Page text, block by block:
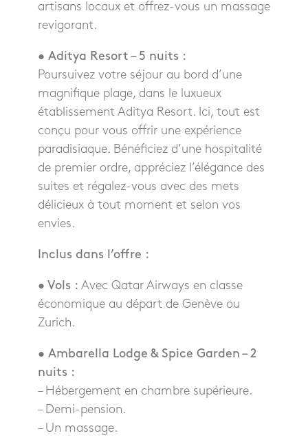
artisans locaux et offrez-vous un massage
revigorant.
• Aditya Resort – 5 nuits :
Poursuivez votre séjour au bord d’une
magnifique plage, dans le luxueux
établissement Aditya Resort. Ici, tout est
conçu pour vous offrir une expérience
paradisiaque. Bénéficiez d’une hospitalité
de premier ordre, appréciez l’élégance des
suites et régalez-vous avec des mets
délicieux à tout moment et selon vos
envies.
Inclus dans l’offre :
• Vols : Avec Qatar Airways en classe
économique au départ de Genève ou
Zurich.
• Ambarella Lodge & Spice Garden – 2
nuits :
– Hébergement en chambre supérieure.
– Demi-pension.
– Un massage.